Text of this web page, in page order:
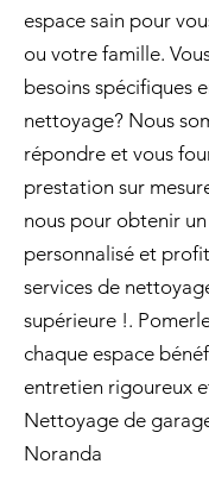
espace sain pour
ou votre famille.
besoins spécifiques
nettoyage? Nous
répondre et vous
prestation sur
nous pour obtenir
personnalisé et
services de
supérieure !.
chaque espace
entretien rigoureux
Nettoyage de
Noranda